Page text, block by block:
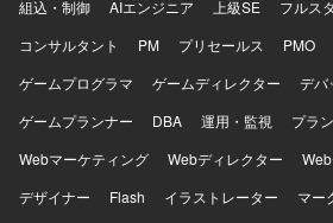
組込・制御
AIエンジニア 上級SE
フルス
コンサルタント
PM プリセールス PMO
ゲームプログラマ
ゲームディレクター
デバ
ゲームプランナー
DBA 運用・監視 プラ
Webマーケティング
Webディレクター
デザイナー
Flash イラストレーター マー